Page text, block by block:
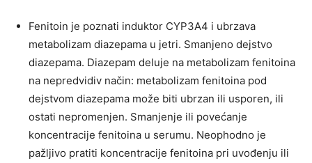
Fenitoin je poznati induktor CYP3A4 i ubrzava
metabolizam diazepama u jetri. Smanjeno dejstvo
diazepama. Diazepam deluje na metabolizam fenitoina
na nepredvidiv način: metabolizam fenitoina pod
dejstvom diazepama može biti ubrzan ili usporen, ili
ostati nepromenjen. Smanjenje ili povećanje
koncentracije fenitoina u serumu. Neophodno je
pažljivo pratiti koncentracije fenitoina pri uvođenju ili